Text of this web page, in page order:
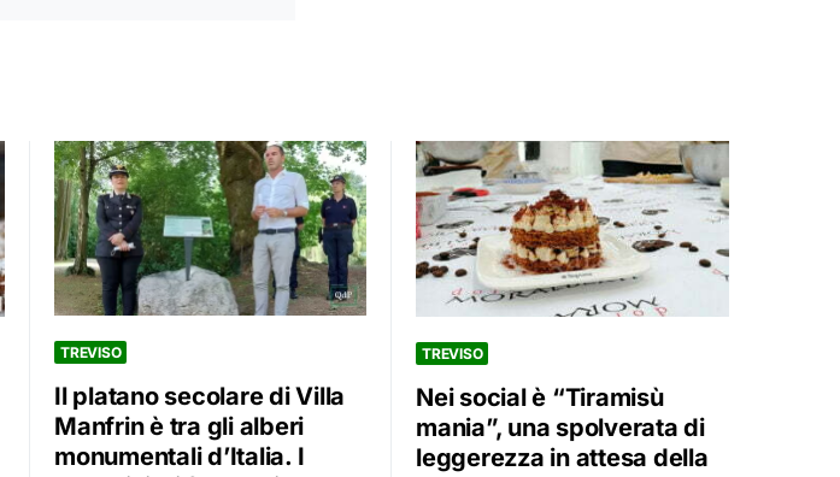
TREVISO
Il platano secolare di Villa
Manfrin è tra gli alberi
monumentali d’Italia. I
TREVISO
Nei social è “Tiramisù
mania”, una spolverata di
leggerezza in attesa della